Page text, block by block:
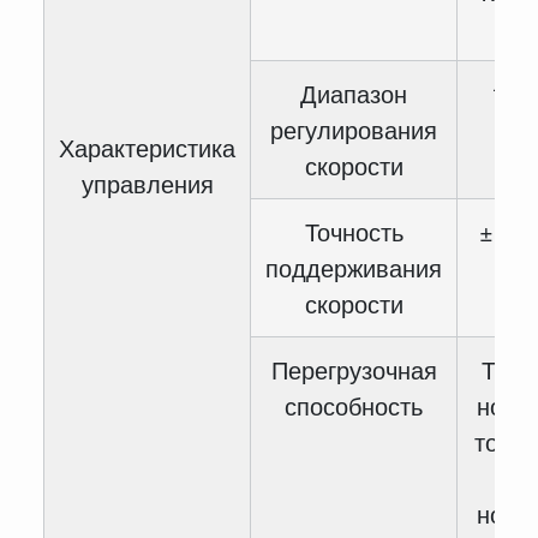
Характеристика
управления
Диапазон
регулирования
скорости
Точность
поддерживания
скорости
±
Перегрузочная
способность
Тип
тока